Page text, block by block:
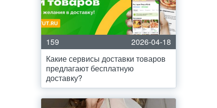
159
2026-04-18
Какие сервисы доставки товаров
предлагают бесплатную
доставку?